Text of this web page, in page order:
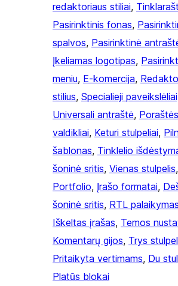
redaktoriaus stiliai,
Pasirinktinis fonas,
spalvos, Pasirinktinė
Įkeliamas logotipas,
meniu, E-komercija,
stilius, Specialieji paveikslėliai
Universali antraštė, Poraštės
valdikliai, Keturi stulpeliai,
šablonas, Tinklelio
šoninė sritis, Vienas stulpelis
Portfolio, Įrašo formatai,
šoninė sritis, RTL palaikymas
Iškeltas įrašas, Temos
Komentarų gijos, Trys
Pritaikyta vertimams, Du
Platūs blokai